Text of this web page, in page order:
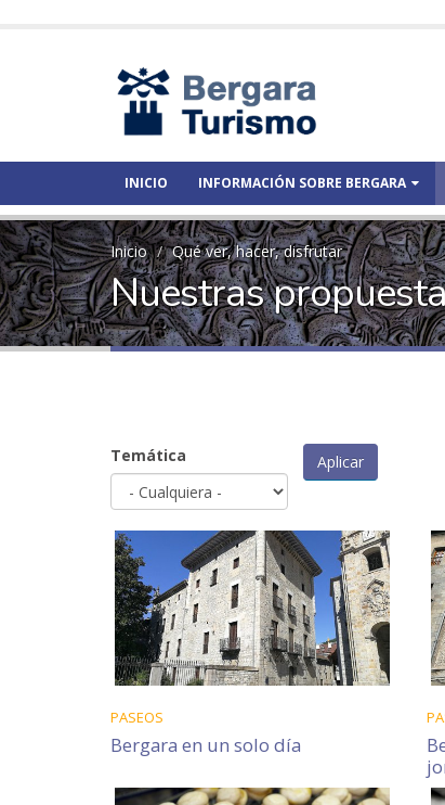
INICIO INFORMACIÓN SOBRE BERGARA
Inicio Qué ver, hacer, disfrutar
Nuestras
Temática
PASEOS
Bergara en un solo día